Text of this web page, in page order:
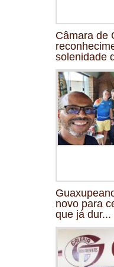
Câmara de
solenidade
novo para
que já dur...